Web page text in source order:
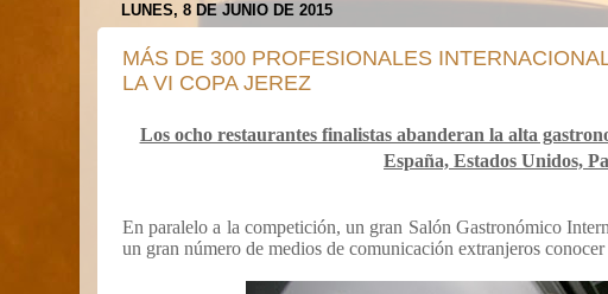
LUNES, 8 DE JUNIO DE 2015
MÁS DE 300 PROFESIONALES
LA VI COPA JEREZ
Los ocho restaurantes finalistas abanderan la alta
España, Estados Unidos,
En paralelo a la competición, un gran Salón Gastronómico
un gran número de medios de comunicación extranjeros